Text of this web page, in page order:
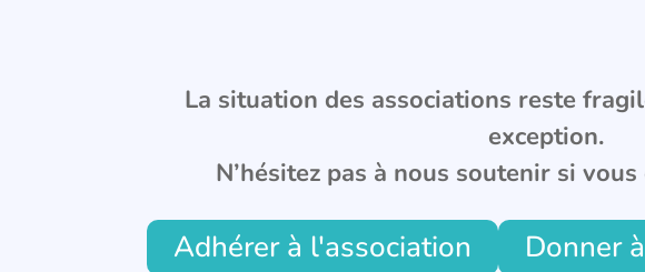
La situation des associations reste
exception.
N’hésitez pas à nous soutenir si
Adhérer à l'association Donner